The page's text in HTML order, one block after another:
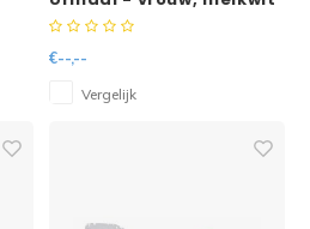
€--,--
Vergelijk